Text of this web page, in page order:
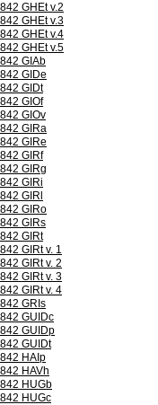
842 GHEt v.2
842 GHEt v.3
842 GHEt v.4
842 GHEt v.5
842 GIAb
842 GIDe
842 GIDt
842 GIOf
842 GIOv
842 GIRa
842 GIRe
842 GIRf
842 GIRg
842 GIRi
842 GIRl
842 GIRo
842 GIRs
842 GIRt
842 GIRt v. 1
842 GIRt v. 2
842 GIRt v. 3
842 GIRt v. 4
842 GRIs
842 GUIDc
842 GUIDp
842 GUIDt
842 HAIp
842 HAVh
842 HUGb
842 HUGc